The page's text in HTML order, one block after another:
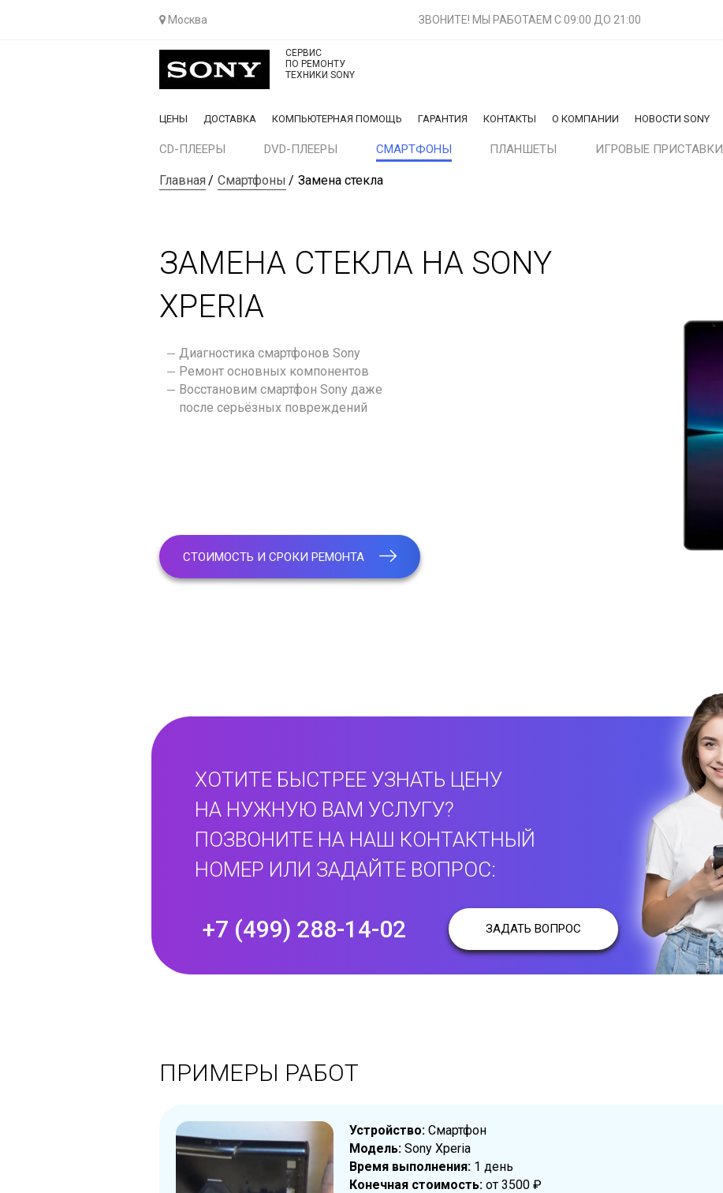
Москва ЗВОНИТЕ! МЫ РАБОТАЕМ С 09:00 ДО 21:00
СЕРВИС
ПО РЕМОНТУ
ТЕХНИКИ SONY
ЦЕНЫ ДОСТАВКА КОМПЬЮТЕРНАЯ ПОМОЩЬ ГАРАНТИЯ КОНТАКТЫ О КОМПАНИИ НОВОСТИ SONY
CD-ПЛЕЕРЫ DVD-ПЛЕЕРЫ СМАРТФОНЫ ПЛАНШЕТЫ ИГРОВЫЕ ПРИСТАВКИ
Главная Смартфоны Замена стекла
ЗАМЕНА СТЕКЛА НА SONY
XPERIA
Диагностика смартфонов Sony
Ремонт основных компонентов
Восстановим смартфон Sony даже
после серьёзных повреждений
СТОИМОСТЬ И СРОКИ РЕМОНТА
ХОТИТЕ БЫСТРЕЕ УЗНАТЬ ЦЕНУ
НА НУЖНУЮ ВАМ УСЛУГУ?
ПОЗВОНИТЕ НА НАШ КОНТАКТНЫЙ
НОМЕР ИЛИ ЗАДАЙТЕ ВОПРОС:
+7 (499) 288-14-02 ЗАДАТЬ ВОПРОС
ПРИМЕРЫ РАБОТ
Устройство: Смартфон
Модель: Sony Xperia
Время выполнения: 1 день
Конечная стоимость: от 3500 ₽